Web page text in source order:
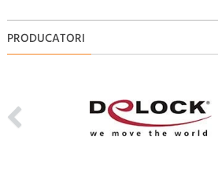
PRODUCATORI